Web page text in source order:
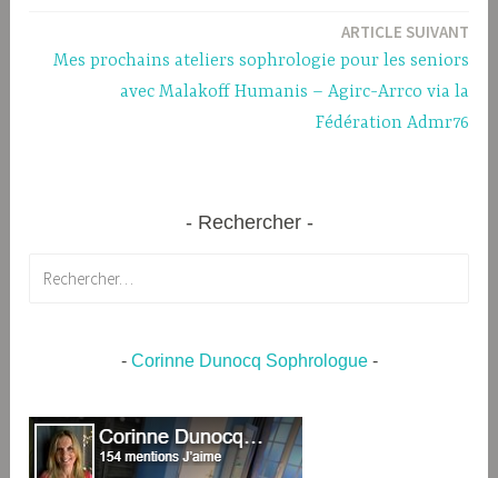
ARTICLE SUIVANT
Mes prochains ateliers sophrologie pour les seniors
avec Malakoff Humanis – Agirc-Arrco via la
Fédération Admr76
Rechercher
- Corinne Dunocq Sophrologue-